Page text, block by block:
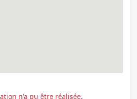
n'a pu être réalisée.